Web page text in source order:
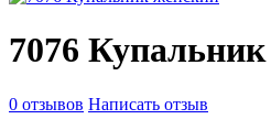
7076
0 отзывов Написать отзыв